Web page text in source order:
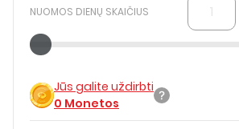
NUOMOS DIENŲ SKAIČIUS
Jūs galite uždirbti
0 Monetos